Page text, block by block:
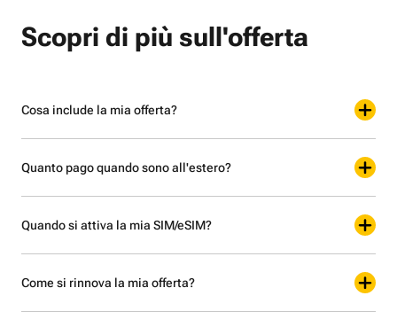
Scopri di più sull'offerta
Cosa include la mia offerta?
Quanto pago quando sono all'estero?
Quando si attiva la mia SIM/eSIM?
Come si rinnova la mia offerta?